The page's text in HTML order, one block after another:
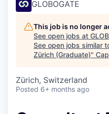
GLOBOGATE
This job is no longer
See open jobs at
See open jobs similar
Zürich (Graduate)"
Zürich, Switzerland
Posted 6+ months ago